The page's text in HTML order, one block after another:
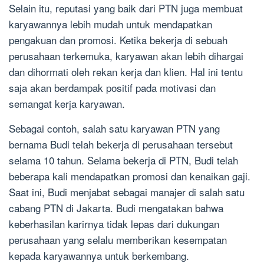
Selain itu, reputasi yang baik dari PTN juga membuat
karyawannya lebih mudah untuk mendapatkan
pengakuan dan promosi. Ketika bekerja di sebuah
perusahaan terkemuka, karyawan akan lebih dihargai
dan dihormati oleh rekan kerja dan klien. Hal ini tentu
saja akan berdampak positif pada motivasi dan
semangat kerja karyawan.
Sebagai contoh, salah satu karyawan PTN yang
bernama Budi telah bekerja di perusahaan tersebut
selama 10 tahun. Selama bekerja di PTN, Budi telah
beberapa kali mendapatkan promosi dan kenaikan gaji.
Saat ini, Budi menjabat sebagai manajer di salah satu
cabang PTN di Jakarta. Budi mengatakan bahwa
keberhasilan karirnya tidak lepas dari dukungan
perusahaan yang selalu memberikan kesempatan
kepada karyawannya untuk berkembang.